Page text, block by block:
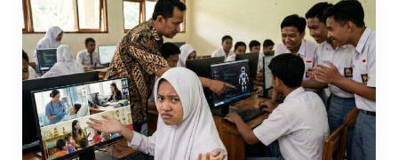
benar-benar setara? Ketika Akses Bukan Lagi
Masalah Utama […]